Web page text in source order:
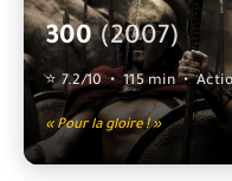
300(2007)
⭐ 7.2/10 • 115 min •
« Pour la gloire ! »